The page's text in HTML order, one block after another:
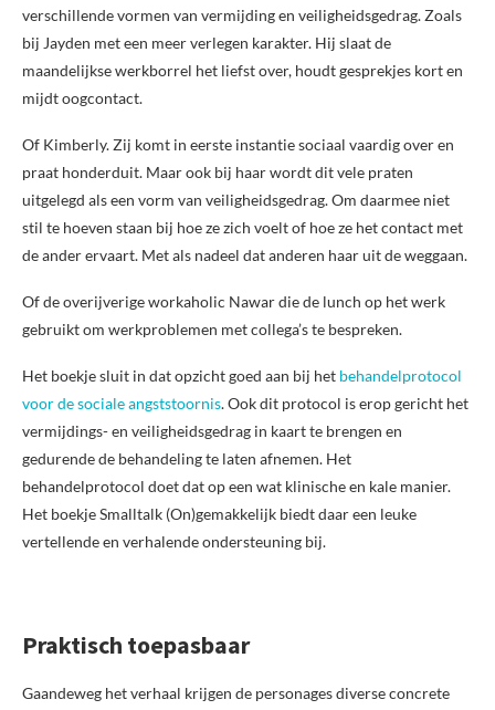
verschillende vormen van vermijding en veiligheidsgedrag. Zoals
bij Jayden met een meer verlegen karakter. Hij slaat de
maandelijkse werkborrel het liefst over, houdt gesprekjes kort en
mijdt oogcontact.
Of Kimberly. Zij komt in eerste instantie sociaal vaardig over en
praat honderduit. Maar ook bij haar wordt dit vele praten
uitgelegd als een vorm van veiligheidsgedrag. Om daarmee niet
stil te hoeven staan bij hoe ze zich voelt of hoe ze het contact met
de ander ervaart. Met als nadeel dat anderen haar uit de weggaan.
Of de overijverige workaholic Nawar die de lunch op het werk
gebruikt om werkproblemen met collega’s te bespreken.
Het boekje sluit in dat opzicht goed aan bij het behandelprotocol
voor de sociale angststoornis. Ook dit protocol is erop gericht het
vermijdings- en veiligheidsgedrag in kaart te brengen en
gedurende de behandeling te laten afnemen. Het
behandelprotocol doet dat op een wat klinische en kale manier.
Het boekje Smalltalk (On)gemakkelijk biedt daar een leuke
vertellende en verhalende ondersteuning bij.
Praktisch toepasbaar
Gaandeweg het verhaal krijgen de personages diverse concrete